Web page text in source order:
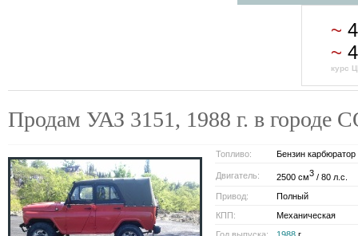
~
~
курс
Продам УАЗ 3151, 1988 г. в городе
Топливо: Бензин карбюратор
Двигатель: 2500 см3 / 80 л.с.
Привод:
Полный
КПП:
Механическая